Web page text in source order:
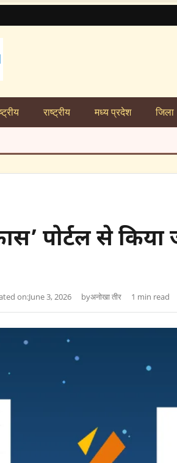
राष्ट्रीय मध्य प्रदेश जिला
पोर्टल से किया
on:June 3, 2026 byअनोखा तीर 1 min read